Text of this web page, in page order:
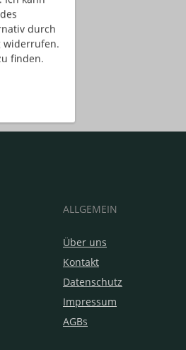
durch
widerrufen.
finden.
ALLGEMEIN
Über uns
Kontakt
Datenschutz
Impressum
AGBs